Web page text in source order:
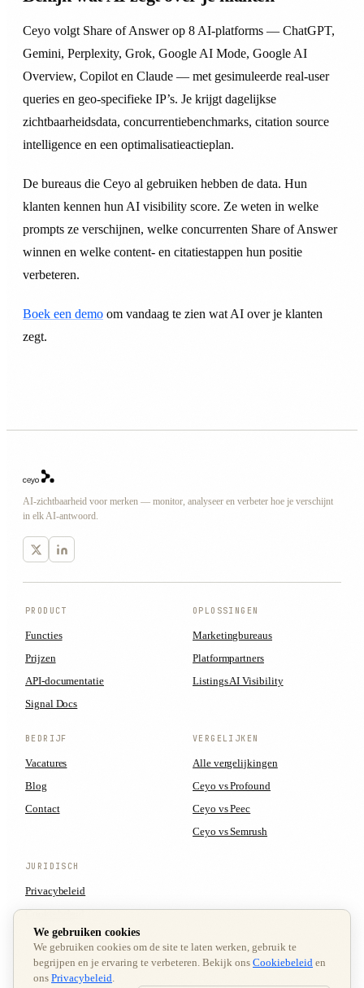
Ceyo volgt Share of Answer op 8 AI-platforms — ChatGPT,
Gemini, Perplexity, Grok, Google AI Mode, Google AI
Overview, Copilot en Claude — met gesimuleerde real-user
queries en geo-specifieke IP’s. Je krijgt dagelijkse
zichtbaarheidsdata, concurrentiebenchmarks, citation source
intelligence en een optimalisatieactieplan.
De bureaus die Ceyo al gebruiken hebben de data. Hun
klanten kennen hun AI visibility score. Ze weten in welke
prompts ze verschijnen, welke concurrenten Share of Answer
winnen en welke content- en citatiestappen hun positie
verbeteren.
Boek een demo om vandaag te zien wat AI over je klanten
zegt.
AI-zichtbaarheid voor merken — monitor, analyseer en verbeter hoe je verschijnt
in elk AI-antwoord.
PRODUCT
Functies
Prijzen
API-documentatie
Signal Docs
OPLOSSINGEN
Marketingbureaus
Platformpartners
Listings AI Visibility
BEDRIJF
Vacatures
Blog
Contact
VERGELIJKEN
Alle vergelijkingen
Ceyo vs Profound
Ceyo vs Peec
Ceyo vs Semrush
JURIDISCH
Privacybeleid
Cookiebeleid
Servicevoorwaarden
Cookievoorkeuren
We gebruiken cookies
We gebruiken cookies om de site te laten werken, gebruik te
begrijpen en je ervaring te verbeteren. Bekijk ons Cookiebeleid en
ons Privacybeleid.